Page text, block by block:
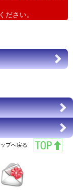
ださい。
プへ戻る